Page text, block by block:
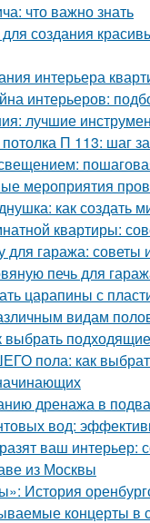
что важно знать
создания
интерьера
интерьеров:
лучшие
П 113: шаг
мероприятия
как создать
квартиры:
для гаража: советы
печь для
царапины с
видам
пола: как
дренажа в
вод:
ваш
из Москвы
История
концерты в